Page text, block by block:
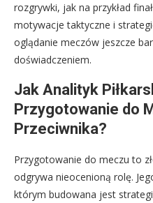
rozgrywki, jak na przykład
motywacje taktyczne i
oglądanie meczów jeszcze
doświadczeniem.
Jak Analityk
Przygotowanie do
Przeciwnika?
Przygotowanie do meczu to
odgrywa nieocenioną rolę.
którym budowana jest